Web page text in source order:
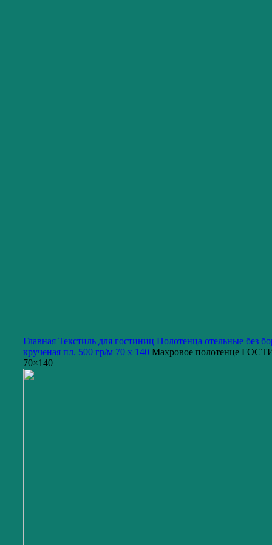
Главная Текстиль для гостиниц Полотенца отельные без
крученая пл. 500 гр/м 70 x 140 Махровое полотенце
70×140